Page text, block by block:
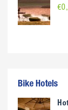
Bike Hotels